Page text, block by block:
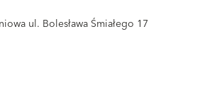
ul. Bolesława Śmiałego 17